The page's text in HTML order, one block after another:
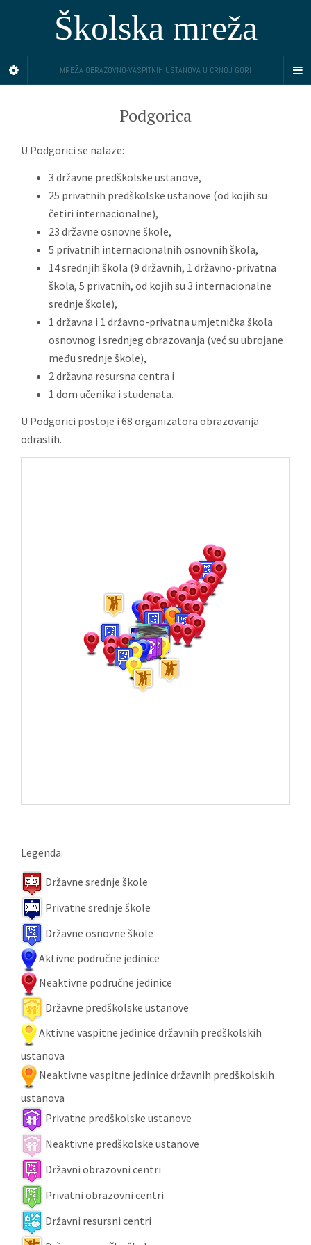
Školska mreža
MREŽA OBRAZOVNO-VASPITNIH USTANOVA U CRNOJ GORI
Podgorica
U Podgorici se nalaze:
3 državne predškolske ustanove,
25 privatnih predškolske ustanove (od kojih su
četiri internacionalne),
23 državne osnovne škole,
5 privatnih internacionalnih osnovnih škola,
14 srednjih škola (9 državnih, 1 državno-privatna
škola, 5 privatnih, od kojih su 3 internacionalne
srednje škole),
1 državna i 1 državno-privatna umjetnička škola
osnovnog i srednjeg obrazovanja (već su ubrojane
među srednje škole),
2 državna resursna centra i
1 dom učenika i studenata.
U Podgorici postoje i 68 organizatora obrazovanja
odraslih.
Legenda:
Državne srednje škole
Privatne srednje škole
Državne osnovne škole
Aktivne područne jedinice
Neaktivne područne jedinice
Državne predškolske ustanove
Aktivne vaspitne jedinice državnih predškolskih
ustanova
Neaktivne vaspitne jedinice državnih predškolskih
ustanova
Privatne predškolske ustanove
Neaktivne predškolske ustanove
Državni obrazovni centri
Privatni obrazovni centri
Državni resursni centri